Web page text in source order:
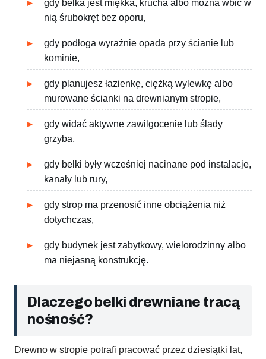
gdy belka jest miękka, krucha albo można wbić w
nią śrubokręt bez oporu,
gdy podłoga wyraźnie opada przy ścianie lub
kominie,
gdy planujesz łazienkę, ciężką wylewkę albo
murowane ścianki na drewnianym stropie,
gdy widać aktywne zawilgocenie lub ślady
grzyba,
gdy belki były wcześniej nacinane pod instalacje,
kanały lub rury,
gdy strop ma przenosić inne obciążenia niż
dotychczas,
gdy budynek jest zabytkowy, wielorodzinny albo
ma niejasną konstrukcję.
Dlaczego belki drewniane tracą
nośność?
Drewno w stropie potrafi pracować przez dziesiątki lat,